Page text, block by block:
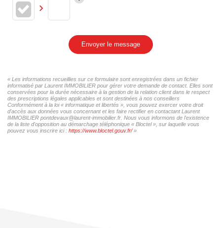
Envoyer le message
« Les informations recueillies sur ce formulaire sont enregistrées dans un fichier
informatisé par Laurent IMMOBILIER pour gérer votre demande de contact. Elles sont
conservées pour la durée nécessaire à la gestion de la relation client dans le respect
des prescriptions légales applicables et sont destinées à nos conseillers
Conformément à la loi « informatique et libertés », vous pouvez exercer votre droit
d'accès aux données vous concernant et les faire rectifier en contactant Laurent
IMMOBILIER pontdevaux@laurent-immobilier.fr. Nous vous informons de l'existence
de la liste d'opposition au démarchage téléphonique « Bloctel », sur laquelle vous
pouvez vous inscrire ici : https://www.bloctel.gouv.fr/»